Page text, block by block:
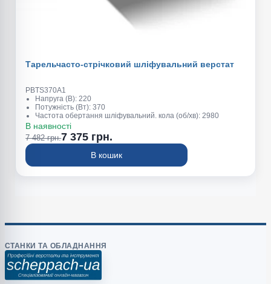
Тарельчасто-стрічковий шліфувальний верстат
PBTS370A1
Напруга (В): 220
Потужність (Вт): 370
Частота обертання шліфувальний. кола (об/хв): 2980
Діаметр шліф. круга (Діаметр шліфувального круга) (мм): 150
Швидкість руху шліф. стрічки (м\с): 450
Розміри шліф. стрічки (ДхШ) (мм): 915x100
Габаритні розміри (ДхШхВ) (мм): 460x360x280
В наявності
7 482 грн.7 375 грн.
В кошик
СТАНКИ ТА ОБЛАДНАННЯ